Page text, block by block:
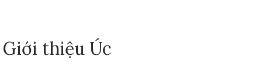
Giới thiệu Úc